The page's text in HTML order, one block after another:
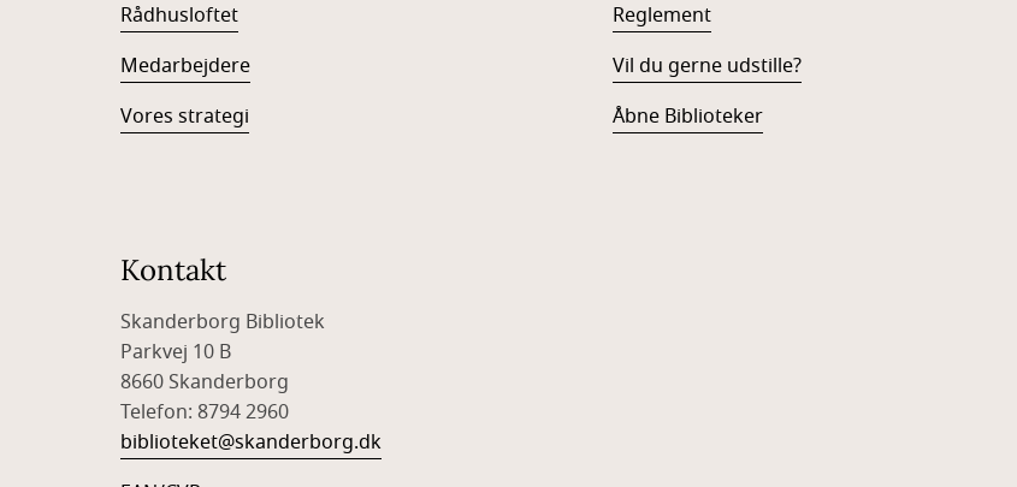
Rådhusloftet
Medarbejdere
Vores strategi
Reglement
Vil du gerne udstille?
Åbne Biblioteker
Kontakt
Skanderborg Bibliotek
Parkvej 10 B
8660 Skanderborg
Telefon: 8794 2960
biblioteket@skanderborg.dk